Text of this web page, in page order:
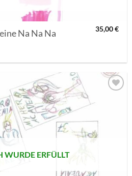
Na Na Na
35,00€
AUF MEINE
MERKLISTE
WURDE ERFÜLLT